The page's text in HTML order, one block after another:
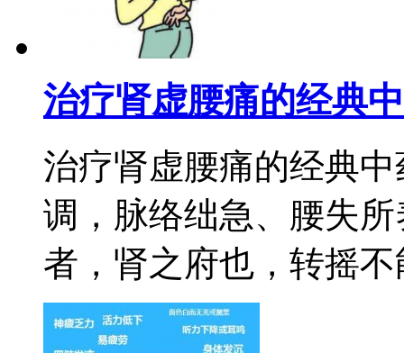
治疗肾虚腰痛的经典
治疗肾虚腰痛的经典
调，脉络绌急、腰失
者，肾之府也，转摇